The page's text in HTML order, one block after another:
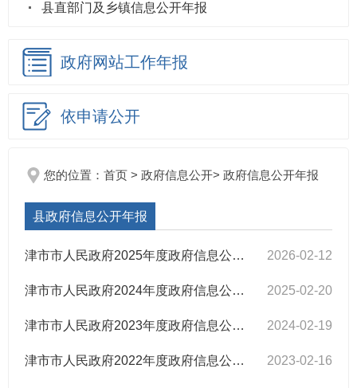
县直部门及乡镇信息公开年报
政府网站工作年报
依申请公开
您的位置： 首页 > 政府信息公开> 政府信息公开年报
县政府信息公开年报
2026-02-12
津市市人民政府2025年度政府信息公开工作报告
2025-02-20
津市市人民政府2024年度政府信息公开工作报告
2024-02-19
津市市人民政府2023年度政府信息公开工作报告
2023-02-16
津市市人民政府2022年度政府信息公开工作报告